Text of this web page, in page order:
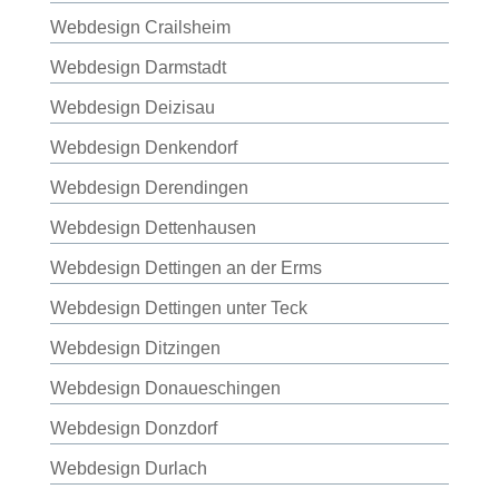
Webdesign Crailsheim
Webdesign Darmstadt
Webdesign Deizisau
Webdesign Denkendorf
Webdesign Derendingen
Webdesign Dettenhausen
Webdesign Dettingen an der Erms
Webdesign Dettingen unter Teck
Webdesign Ditzingen
Webdesign Donaueschingen
Webdesign Donzdorf
Webdesign Durlach